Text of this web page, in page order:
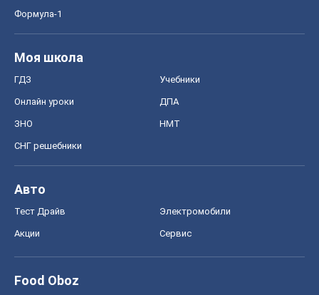
Формула-1
Моя школа
ГДЗ Учебники
Онлайн уроки ДПА
ЗНО НМТ
СНГ решебники
Авто
Тест Драйв Электромобили
Акции Сервис
Food Oboz